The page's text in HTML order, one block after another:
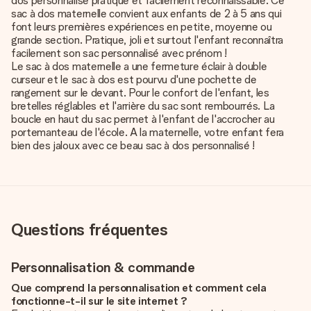
sac à dos maternelle convient aux enfants de 2 à 5 ans qui
font leurs premières expériences en petite, moyenne ou
grande section. Pratique, joli et surtout l'enfant reconnaîtra
facilement son sac personnalisé avec prénom !
Le sac à dos maternelle a une fermeture éclair à double
curseur et le sac à dos est pourvu d'une pochette de
rangement sur le devant. Pour le confort de l'enfant, les
bretelles réglables et l'arrière du sac sont rembourrés. La
boucle en haut du sac permet à l'enfant de l'accrocher au
portemanteau de l'école. A la maternelle, votre enfant fera
bien des jaloux avec ce beau sac à dos personnalisé !
Questions fréquentes
Personnalisation & commande
Que comprend la personnalisation et comment cela
fonctionne-t-il sur le site internet ?